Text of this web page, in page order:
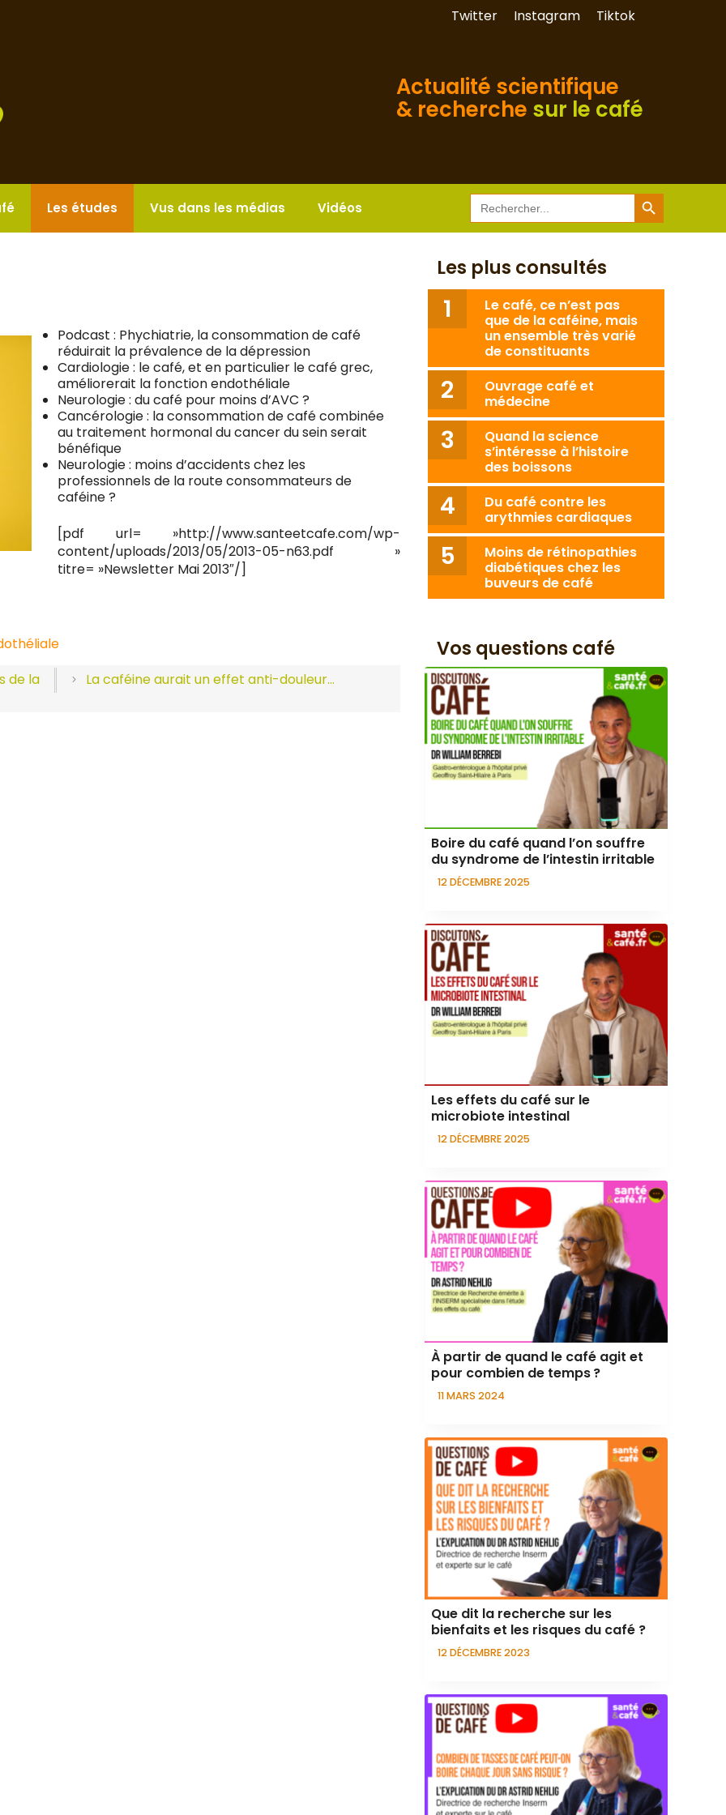
Twitter Instagram Tiktok
Actualité scientifique
& recherche sur le café
Les études Vus dans les médias Vidéos Search
for:
Search Button
Podcast : Phychiatrie, la consommation de café
réduirait la prévalence de la dépression
Cardiologie : le café, et en particulier le café grec,
améliorerait la fonction endothéliale
Neurologie : du café pour moins d’AVC ?
Cancérologie : la consommation de café combinée
au traitement hormonal du cancer du sein serait
bénéfique
Neurologie : moins d’accidents chez les
professionnels de la route consommateurs de
caféine ?
[pdf url= »http://www.santeetcafe.com/wp-
content/uploads/2013/05/2013-05-n63.pdf »
titre= »Newsletter Mai 2013″/]
de la
La caféine aurait un effet anti-douleur…
Les plus consultés
Le café, ce n’est pas
que de la caféine, mais
un ensemble très varié
de constituants
Ouvrage café et
médecine
Quand la science
s’intéresse à l’histoire
des boissons
Du café contre les
arythmies cardiaques
Moins de rétinopathies
diabétiques chez les
buveurs de café
Vos questions café
Boire du café quand l’on souffre
du syndrome de l’intestin irritable
12 DÉCEMBRE 2025
Les effets du café sur le
microbiote intestinal
12 DÉCEMBRE 2025
À partir de quand le café agit et
pour combien de temps ?
11 MARS 2024
Que dit la recherche sur les
bienfaits et les risques du café ?
12 DÉCEMBRE 2023